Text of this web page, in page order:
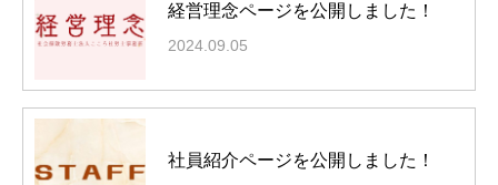
経営理念ページを公開しました！
2024.09.05
社員紹介ページを公開しました！
未来創造プロジェクト｜こころオリジナル人事評価制度